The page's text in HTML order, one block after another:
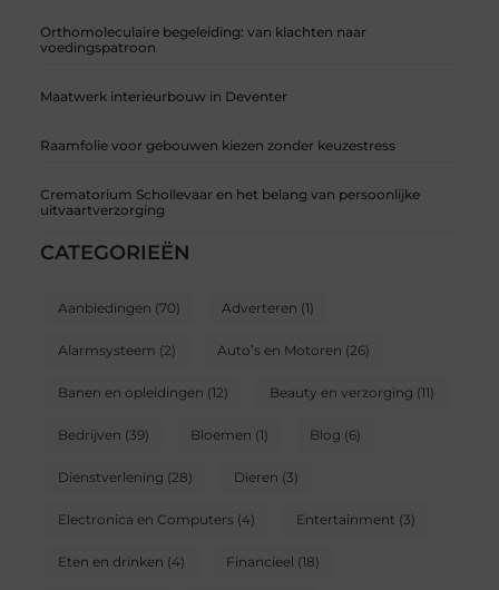
Orthomoleculaire begeleiding: van klachten naar
voedingspatroon
Maatwerk interieurbouw in Deventer
Raamfolie voor gebouwen kiezen zonder keuzestress
Crematorium Schollevaar en het belang van persoonlijke
uitvaartverzorging
CATEGORIEËN
Aanbiedingen (70) Adverteren (1)
Alarmsysteem (2) Auto’s en Motoren (26)
Banen en opleidingen (12) Beauty en verzorging (11)
Bedrijven (39) Bloemen (1) Blog (6)
Dienstverlening (28) Dieren (3)
Electronica en Computers(4) Entertainment (3)
Eten en drinken (4) Financieel (18)